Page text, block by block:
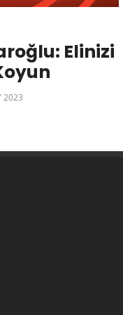
Elinizi
2023